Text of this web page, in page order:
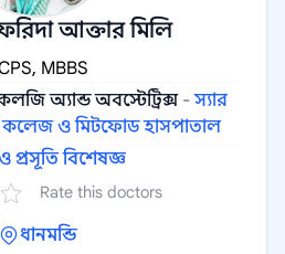
আক্তার মিলি
MBBS
অ্যান্ড অবস্টেট্রিক্স -স্যার
কলেজ ও মিটফোড হাসপাতাল
প্রসূতি বিশেষজ্ঞ
Rate this doctors
ধানমন্ডি